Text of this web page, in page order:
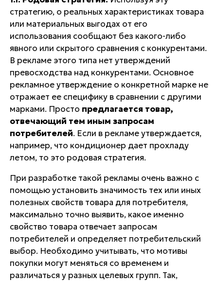
стратегию, о реальных характеристиках товара
или материальных выгодах от его
использования сообщают без какого-либо
явного или скрытого сравнения с конкурентами.
В рекламе этого типа нет утверждений
превосходства над конкурентами. Основное
рекламное утверждение о конкретной марке не
отражает ее специфику в сравнении с другими
марками. Просто предлагается товар,
отвечающий тем иным запросам
потребителей. Если в рекламе утверждается,
например, что кондиционер дает прохладу
летом, то это родовая стратегия.
При разработке такой рекламы очень важно с
помощью установить значимость тех или иных
полезных свойств товара для потребителя,
максимально точно выявить, какое именно
свойство товара отвечает запросам
потребителей и определяет потребительский
выбор. Необходимо учитывать, что мотивы
покупки могут меняться со временем и
различаться у разных целевых групп. Так,